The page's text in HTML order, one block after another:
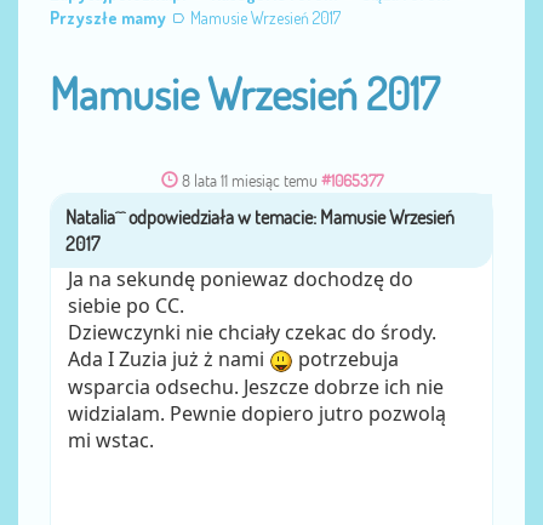
Przyszłe mamy
Mamusie Wrzesień 2017
Mamusie Wrzesień 2017
8 lata 11 miesiąc temu #1065377
przezNatalia^^
Ja na sekundę poniewaz dochodzę do
siebie po CC.
Dziewczynki nie chciały czekac do środy.
Ada I Zuzia już ż nami
potrzebuja
wsparcia odsechu. Jeszcze dobrze ich nie
widzialam. Pewnie dopiero jutro pozwolą
mi wstac.